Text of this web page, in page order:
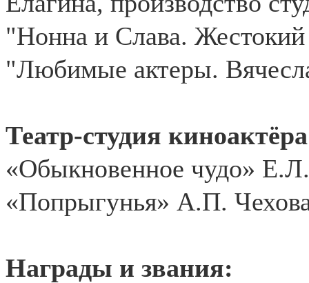
"Нонна и Слава.
"Любимые актеры.
Театр-студия
«Обыкновенное чудо»
«Попрыгунья» А.П.
Награды и звания: